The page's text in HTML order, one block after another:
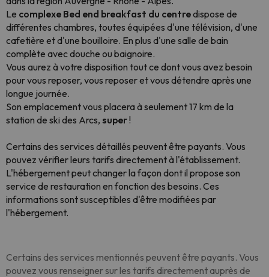
Le complexe Bed end breakfast du centredispose de
différentes chambres, toutes équipées d'une télévision, d'une
cafetière et d'une bouilloire. En plus d'une salle de bain
complète avec douche ou baignoire.
Vous aurez à votre disposition tout ce dont vous avez besoin
pour vous reposer, vous reposer et vous détendre après une
longue journée.
Son emplacement vous placera à seulement 17 km de la
station de ski des Arcs, super!
Certains des services détaillés peuvent être payants. Vous
pouvez vérifier leurs tarifs directement à l'établissement.
L'hébergement peut changer la façon dont il propose son
service de restauration en fonction des besoins. Ces
informations sont susceptibles d'être modifiées par
l'hébergement.
Certains des services mentionnés peuvent être payants. Vous
pouvez vous renseigner sur les tarifs directement auprès de